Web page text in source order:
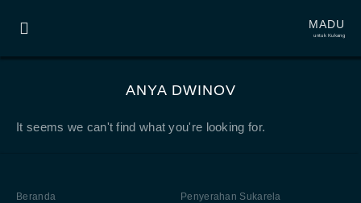
MADU
untuk Kukang
ANYA DWINOV
It seems we can't find what you're looking for.
Beranda Penyerahan Sukarela